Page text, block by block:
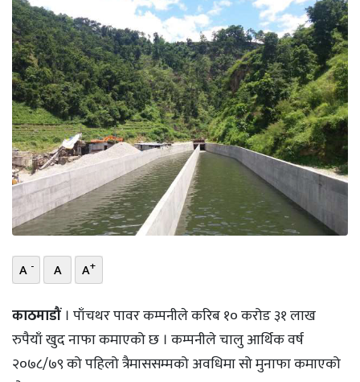
बैंक
पर्यटन
भिडियो
छापा
खोज
प्रोफाइल
ऊर्जा
विशेष
A - A A+
काठमाडौं। पाँचथर पावर कम्पनीले करिब १० करोड ३१ लाख
रुपैयाँ खुद नाफा कमाएको छ । कम्पनीले चालु आर्थिक वर्ष
२०७८/७९ को पहिलो त्रैमाससम्मको अवधिमा सो मुनाफा कमाएको